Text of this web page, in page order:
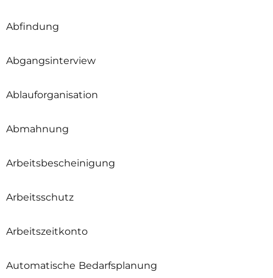
Abfindung
Abgangsinterview
Ablauforganisation
Abmahnung
Arbeitsbescheinigung
Arbeitsschutz
Arbeitszeitkonto
Automatische Bedarfsplanung